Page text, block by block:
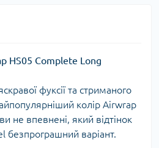
HS05 Complete Long
фуксії та стриманого
колір Airwrap
не впевнені, який відтінок
безпрограшний варіант.